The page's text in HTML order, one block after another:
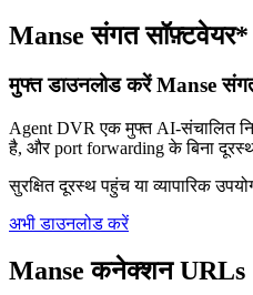
Manse संगत सॉफ़्टवेयर*
मुफ्त डाउनलोड करें Manse
Agent DVR एक मुफ्त AI-संचालित
है, और port forwarding के बिना
सुरक्षित दूरस्थ पहुंच या व्यापारिक
अभी डाउनलोड करें
Manse कनेक्शन URLs